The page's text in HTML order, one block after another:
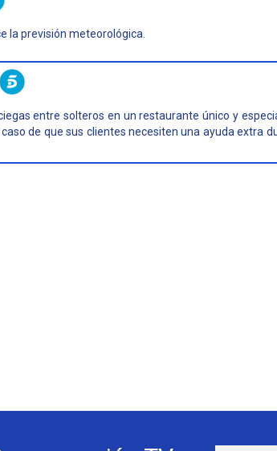
la previsión meteorológica.
entre solteros en un restaurante único y
de que sus clientes necesiten una ayuda extra